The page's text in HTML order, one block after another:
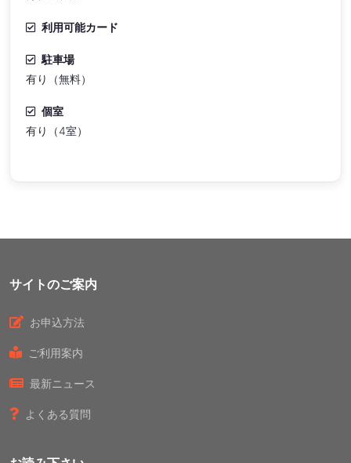
利用可能カード
駐車場
有り（無料）
個室
有り（4室）
サイトのご案内
お申込方法
ご利用案内
最新ニュース
よくある質問